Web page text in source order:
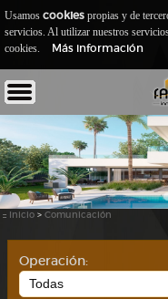
:: Inicio > Comunicación
Operación:
Usamos cookies propias y de
servicios. Al utilizar nuestros
cookies.
Más información